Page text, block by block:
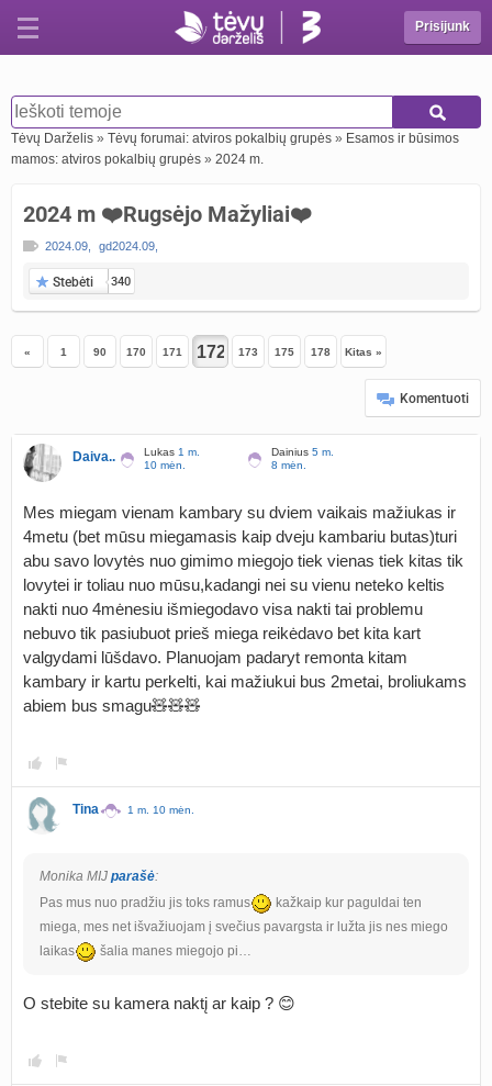
Prisijunk
Tėvų Darželis » Tėvų forumai: atviros pokalbių grupės » Esamos ir būsimos
mamos: atviros pokalbių grupės » 2024 m.
2024 m ❤️Rugsėjo Mažyliai❤️
2024.09 gd2024.09
Stebėti 340
« 1 90 170 171 173 175 178 Kitas »
Komentuoti
Daiva.. Lukas 1 m.
10 mėn.
Dainius 5 m.
8 mėn.
Mes miegam vienam kambary su dviem vaikais mažiukas ir
4metu (bet mūsu miegamasis kaip dveju kambariu butas)turi
abu savo lovytės nuo gimimo miegojo tiek vienas tiek kitas tik
lovytei ir toliau nuo mūsu,kadangi nei su vienu neteko keltis
nakti nuo 4mėnesiu išmiegodavo visa nakti tai problemu
nebuvo tik pasiubuot prieš miega reikėdavo bet kita kart
valgydami lūšdavo. Planuojam padaryt remonta kitam
kambary ir kartu perkelti, kai mažiukui bus 2metai, broliukams
abiem bus smagu🧸🧸🧸
Tina 1 m. 10 mėn.
Monika MIJ parašė:
Pas mus nuo pradžiu jis toks ramus
kažkaip kur paguldai ten
miega, mes net išvažiuojam į svečius pavargsta ir lužta jis nes miego
laikas
šalia manes miegojo pi…
O stebite su kamera naktį ar kaip ? 😊